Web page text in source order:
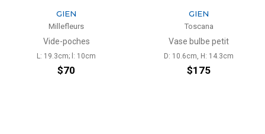
GIEN
Millefleurs
Vide-poches
L: 19.3cm; l: 10cm
$70
GIEN
Toscana
Vase bulbe petit
D: 10.6cm, H: 14.3cm
$175